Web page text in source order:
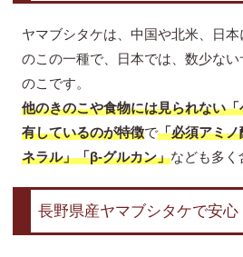
ヤマブシタケは、中国や北米、日
のこの一種で、日本では、数少な
のこです。
他のきのこや食物には見られない
有しているのが特徴で「必須アミ
ネラル」「β-グルカン」なども多く
長野県産ヤマブシタケで安心